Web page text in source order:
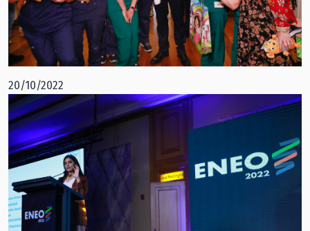
20/10/2022